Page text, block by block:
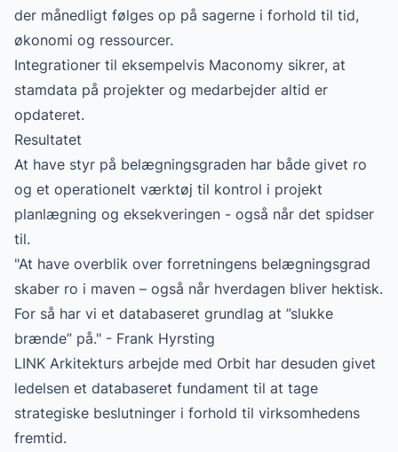
der månedligt følges op på sagerne i forhold til tid,
økonomi og ressourcer.
Integrationer til eksempelvis Maconomy sikrer, at
stamdata på projekter og medarbejder altid er
opdateret.
Resultatet
At have styr på belægningsgraden har både givet ro
og et operationelt værktøj til kontrol i projekt
planlægning og eksekveringen - også når det spidser
til.
"At have overblik over forretningens belægningsgrad
skaber ro i maven – også når hverdagen bliver hektisk.
For så har vi et databaseret grundlag at ”slukke
brænde” på." - Frank Hyrsting
LINK Arkitekturs arbejde med Orbit har desuden givet
ledelsen et databaseret fundament til at tage
strategiske beslutninger i forhold til virksomhedens
fremtid.